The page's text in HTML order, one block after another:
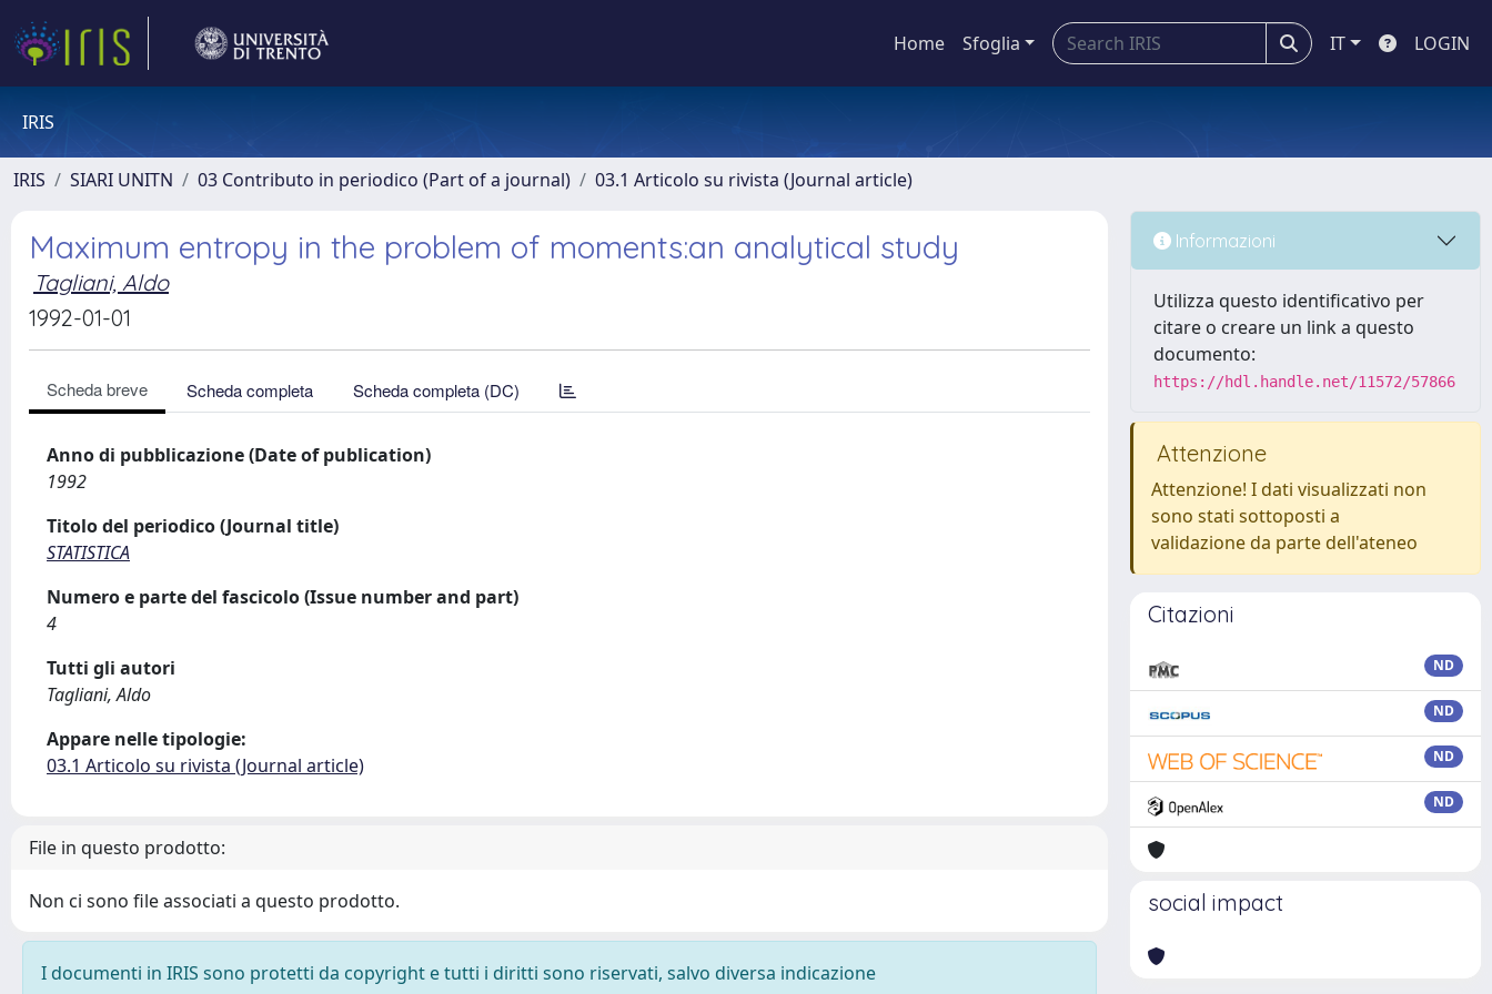
Home Sfoglia IT LOGIN
IRIS
IRIS SIARI UNITN 03 Contributo in periodico (Part of a journal) 03.1 Articolo su rivista (Journal article)
Maximum entropy in the problem of moments:an analytical study
Tagliani, Aldo
1992-01-01
Scheda breve Scheda completa Scheda completa (DC)
Anno di pubblicazione (Date of publication)
1992
Titolo del periodico (Journal title)
STATISTICA
Numero e parte del fascicolo (Issue number and part)
4
Tutti gli autori
Tagliani, Aldo
Appare nelle tipologie:
03.1 Articolo su rivista (Journal article)
File in questo prodotto:
Non ci sono file associati a questo prodotto.
I documenti in IRIS sono protetti da copyright e tutti i diritti sono riservati, salvo diversa indicazione
Informazioni
Utilizza questo identificativo per
citare o creare un link a questo
documento:
https://hdl.handle.net/11572/57866
Attenzione
Attenzione! I dati visualizzati non
sono stati sottoposti a
validazione da parte dell'ateneo
Citazioni
ND
ND
ND
ND
social impact